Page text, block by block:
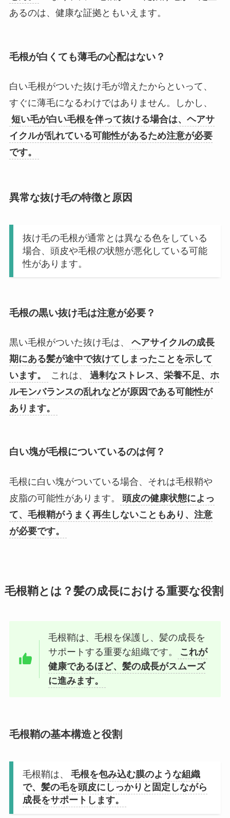
あるのは、健康な証拠ともいえます。
毛根が白くても薄毛の心配はない？
白い毛根がついた抜け毛が増えたからといって、
すぐに薄毛になるわけではありません。しかし、
短い毛が白い毛根を伴って抜ける場合は、ヘアサ
イクルが乱れている可能性があるため注意が必要
です。
異常な抜け毛の特徴と原因
抜け毛の毛根が通常とは異なる色をしている
場合、頭皮や毛根の状態が悪化している可能
性があります。
毛根の黒い抜け毛は注意が必要？
黒い毛根がついた抜け毛は、
ヘアサイクルの成長
期にある髪が途中で抜けてしまったことを示して
います。
これは、
過剰なストレス、栄養不足、ホ
ルモンバランスの乱れなどが原因である可能性が
あります。
白い塊が毛根についているのは何？
毛根に白い塊がついている場合、それは毛根鞘や
皮脂の可能性があります。
頭皮の健康状態によっ
て、毛根鞘がうまく再生しないこともあり、注意
が必要です。
毛根鞘とは？髪の成長における重要な役割
毛根鞘は、毛根を保護し、髪の成長を
サポートする重要な組織です。
これが
健康であるほど、髪の成長がスムーズ
に進みます。
毛根鞘の基本構造と役割
毛根鞘は、
毛根を包み込む膜のような組織
で、髪の毛を頭皮にしっかりと固定しながら
成長をサポートします。